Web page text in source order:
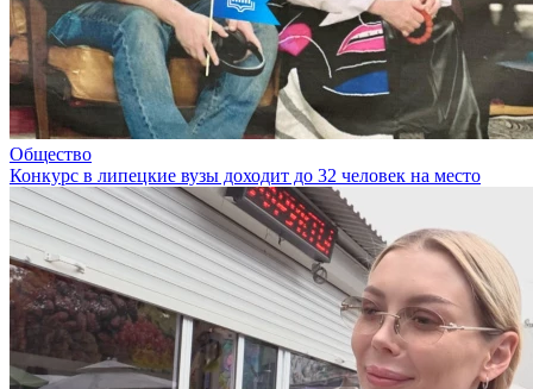
Общество
Конкурс в липецкие вузы доходит до 32 человек на место